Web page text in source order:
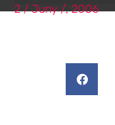
2 / Juny /, 2006